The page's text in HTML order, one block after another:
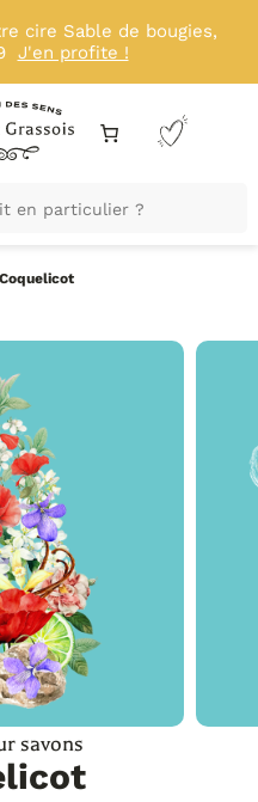
cire Sable de bougies,
J'en profite !
Coquelicot
savons